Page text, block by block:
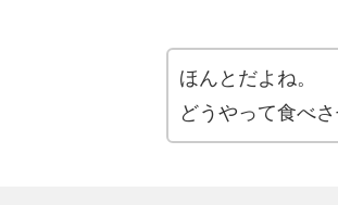
ほんとだよね。
どうやって食べ